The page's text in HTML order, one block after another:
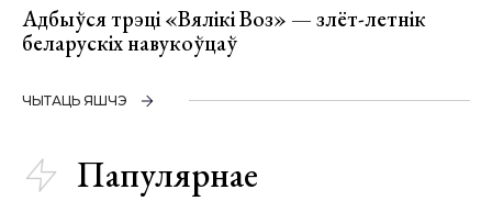
Адбыўся трэці «Вялікі Воз» — злёт-летнік
беларускіх навукоўцаў
ЧЫТАЦЬ ЯШЧЭ
Папулярнае